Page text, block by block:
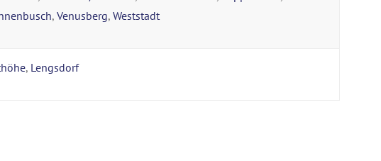
, Venusberg, Weststadt
, Lengsdorf